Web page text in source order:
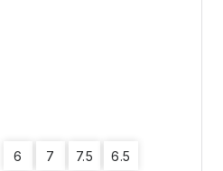
6 7 7.5 6.5